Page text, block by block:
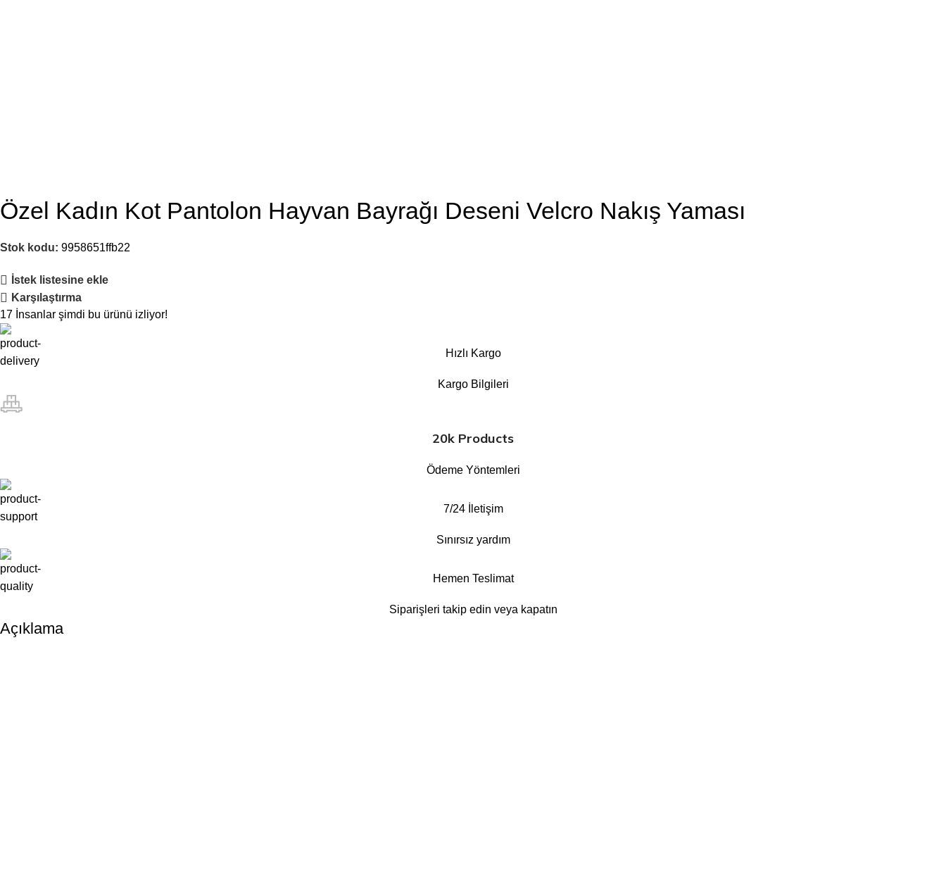
Özel Kadın Kot Pantolon Hayvan Bayrağı Deseni Velcro Nakış Yaması
Stok kodu: 9958651ffb22
İstek listesine ekle
Karşılaştırma
17 İnsanlar şimdi bu ürünü izliyor!
Hızlı Kargo
Kargo Bilgileri
20k Products
Ödeme Yöntemleri
7/24 İletişim
Sınırsız yardım
Hemen Teslimat
Siparişleri takip edin veya kapatın
Açıklama